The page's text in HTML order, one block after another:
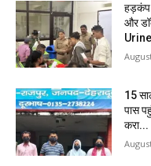
हड़कंप
और
15
पास
करा...